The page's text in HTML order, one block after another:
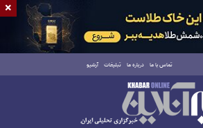
تماس با ما درباره ما تبلیغات آرشیو
شنبه ۱۷ مرداد ۱۴۰۵
×